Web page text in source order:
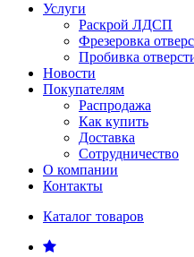
Услуги
Раскрой ЛДСП
Фрезеровка
Пробивка
Новости
Покупателям
Распродажа
Как купить
Доставка
Сотрудничество
О компании
Контакты
Каталог товаров